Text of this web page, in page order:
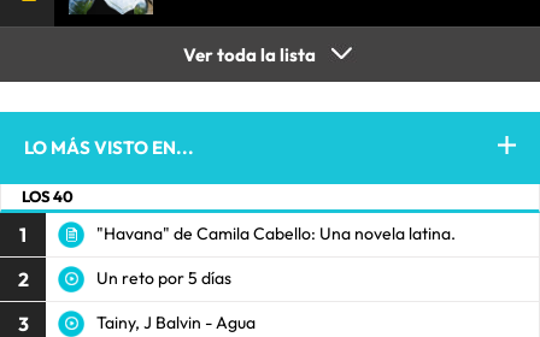
Ver toda la lista
LO MÁS VISTO EN...
LOS 40
1 "Havana" de Camila Cabello: Una novela latina.
2 Un reto por 5 días
3 Tainy, J Balvin - Agua